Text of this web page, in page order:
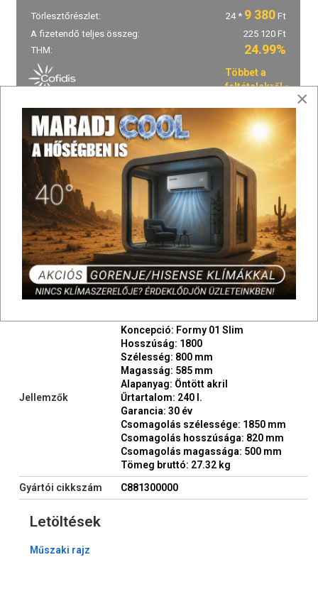
Készleten !
Kosárba
Készlet ellenőrzés itt: ↑ ↓
Jellemzők
Koncepció: Formy 01 Slim
Hosszúság: 1800
Szélesség: 800 mm
Magasság: 585 mm
Alapanyag: Öntött akril
Űrtartalom: 240 l.
Garancia: 30 év
Csomagolás szélessége: 1850 mm
Csomagolás hosszúsága: 820 mm
Csomagolás magassága: 500 mm
Tömeg bruttó: 27.32 kg
Gyártói cikkszám
C881300000
Letöltések
Műszaki rajz
×